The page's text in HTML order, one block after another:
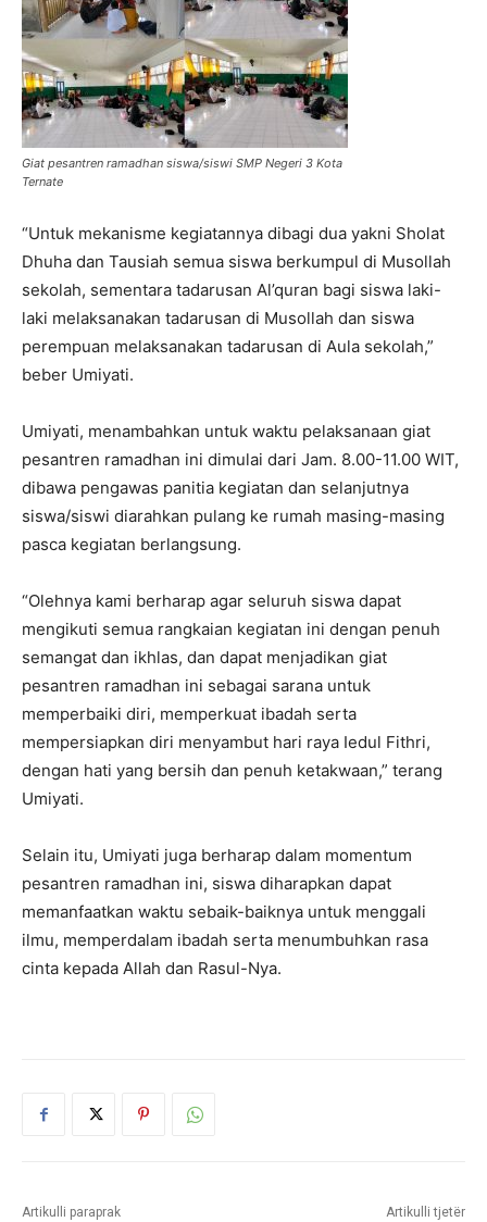
Giat pesantren ramadhan siswa/siswi SMP Negeri 3 Kota
Ternate
“Untuk mekanisme kegiatannya dibagi dua yakni Sholat
Dhuha dan Tausiah semua siswa berkumpul di Musollah
sekolah, sementara tadarusan Al’quran bagi siswa laki-
laki melaksanakan tadarusan di Musollah dan siswa
perempuan melaksanakan tadarusan di Aula sekolah,”
beber Umiyati.
Umiyati, menambahkan untuk waktu pelaksanaan giat
pesantren ramadhan ini dimulai dari Jam. 8.00-11.00 WIT,
dibawa pengawas panitia kegiatan dan selanjutnya
siswa/siswi diarahkan pulang ke rumah masing-masing
pasca kegiatan berlangsung.
“Olehnya kami berharap agar seluruh siswa dapat
mengikuti semua rangkaian kegiatan ini dengan penuh
semangat dan ikhlas, dan dapat menjadikan giat
pesantren ramadhan ini sebagai sarana untuk
memperbaiki diri, memperkuat ibadah serta
mempersiapkan diri menyambut hari raya Iedul Fithri,
dengan hati yang bersih dan penuh ketakwaan,” terang
Umiyati.
Selain itu, Umiyati juga berharap dalam momentum
pesantren ramadhan ini, siswa diharapkan dapat
memanfaatkan waktu sebaik-baiknya untuk menggali
ilmu, memperdalam ibadah serta menumbuhkan rasa
cinta kepada Allah dan Rasul-Nya.
Artikulli paraprak Artikulli tjetër